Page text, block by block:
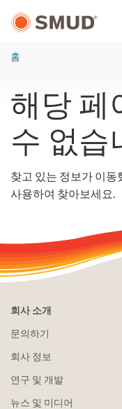
홈
해당 페
수 없습
찾고 있는 정보가 이동
사용하여 찾아보세요.
회사 소개
문의하기
회사 정보
연구 및 개발
뉴스 및 미디어